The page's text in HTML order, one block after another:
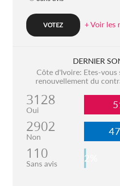
+ Voir les
DERNIER
Côte d'Ivoire: Etes-
renouvellement du
3128
Oui
2902
Non
110
Sans avis 2%